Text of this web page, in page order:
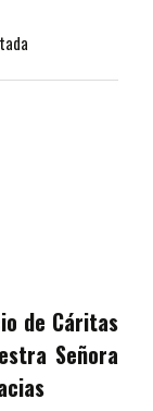
de Cáritas
Señora